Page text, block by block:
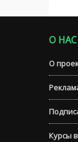
О НАС
О
Курсы